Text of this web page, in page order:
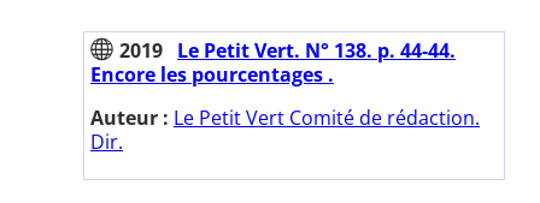
2019 Le Petit Vert. N° 138. p. 44-44.
Encore les pourcentages .
Auteur : Le Petit Vert Comité de rédaction.
Dir.